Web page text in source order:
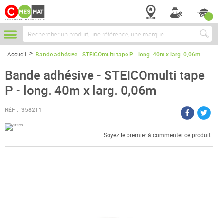
Chercher
Accueil Bande adhésive - STEICOmulti tape P - long. 40m x larg. 0,06m
Bande adhésive - STEICOmulti tape
P - long. 40m x larg. 0,06m
RÉF : 358211
Soyez le premier à commenter ce produit
Passer